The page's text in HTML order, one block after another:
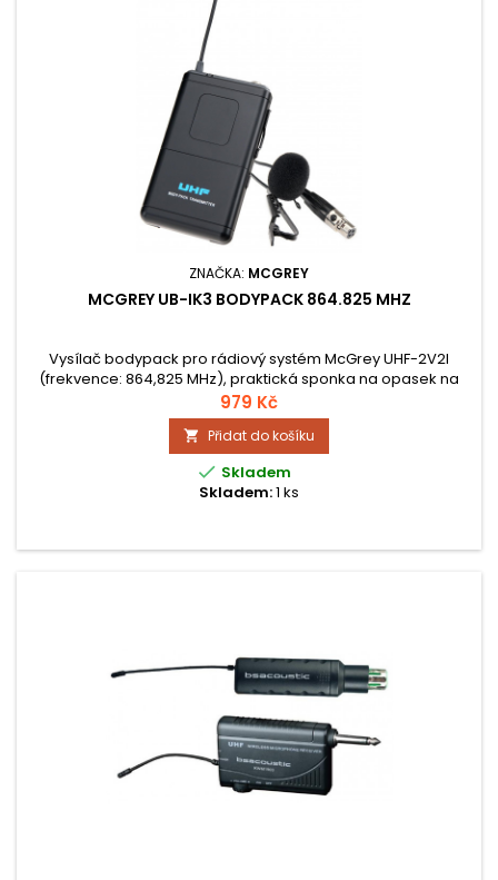
ZNAČKA: MCGREY
MCGREY UB-IK3 BODYPACK 864.825 MHZ
Vysílač bodypack pro rádiový systém McGrey UHF-2V2I
(frekvence: 864,825 MHz), praktická sponka na opasek na
zadní straně pro připevnění, uživatelsky přívětivý provoz,
zahrnuje i klopový mikrofon optimalizovaný pro mluvené
slovo i zpěv.
979 Kč
 Přidat do košíku
 Skladem
Skladem:1 ks